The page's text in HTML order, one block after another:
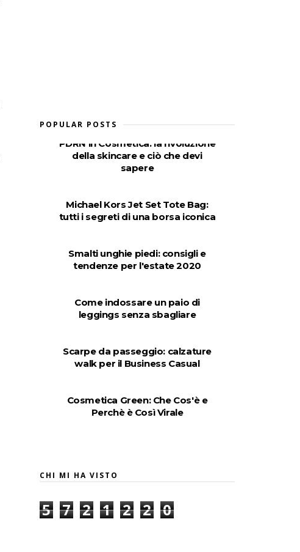
POPULAR POSTS
PDRN in Cosmetica: la rivoluzione
della skincare e ciò che devi
sapere
Michael Kors Jet Set Tote Bag:
tutti i segreti di una borsa iconica
Smalti unghie piedi: consigli e
tendenze per l'estate 2020
Come indossare un paio di
leggings senza sbagliare
Scarpe da passeggio: calzature
walk per il Business Casual
Cosmetica Green: Che Cos'è e
Perchè è Così Virale
CHI MI HA VISTO
5 7 2 1 2 2 0